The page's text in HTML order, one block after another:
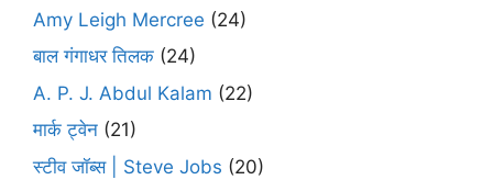
Amy Leigh Mercree (24)
बाल गंगाधर तिलक (24)
A. P. J. Abdul Kalam (22)
मार्क ट्वेन (21)
स्टीव जॉब्स | Steve Jobs (20)